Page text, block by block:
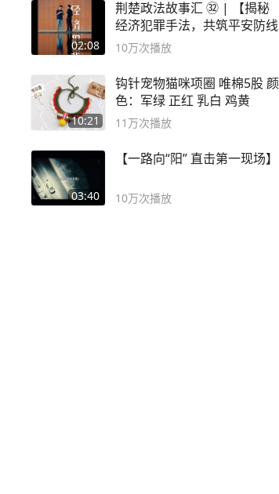
02:08
荆楚政法故事汇 ㉜ | 【揭秘
经济犯罪手法，共筑平安防线
10万次播放
10:21
钩针宠物猫咪项圈 唯棉5股 颜
色：军绿 正红 乳白 鸡黄
11万次播放
03:40
【一路向“阳” 直击第一现场】
10万次播放